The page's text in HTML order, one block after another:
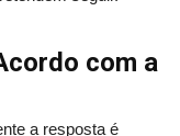
com a
a resposta é